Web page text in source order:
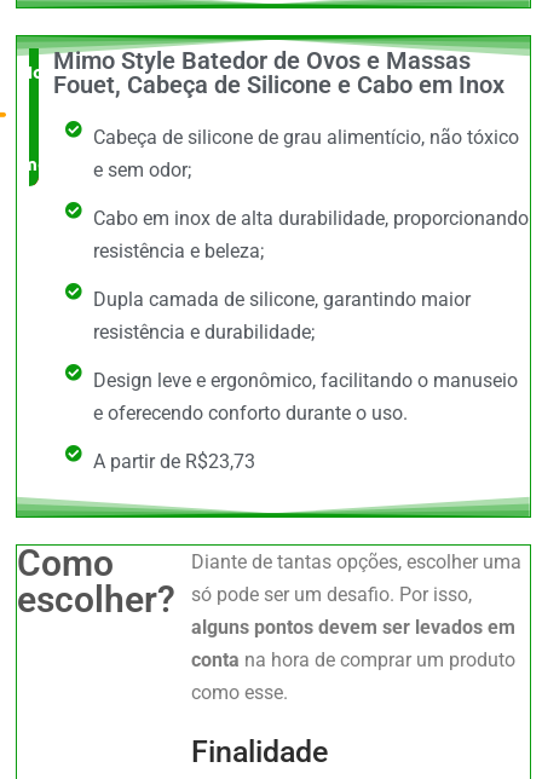
Novidade
no
mercado
Mimo Style Batedor de Ovos e Massas
Fouet, Cabeça de Silicone e Cabo em Inox
Cabeça de silicone de grau alimentício, não tóxico
e sem odor;
Cabo em inox de alta durabilidade, proporcionando
resistência e beleza;
Dupla camada de silicone, garantindo maior
resistência e durabilidade;
Design leve e ergonômico, facilitando o manuseio
e oferecendo conforto durante o uso.
A partir de R$23,73
Como
escolher?
Diante de tantas opções, escolher uma
só pode ser um desafio. Por isso,
alguns pontos devem ser levados em
conta na hora de comprar um produto
como esse.
Finalidade